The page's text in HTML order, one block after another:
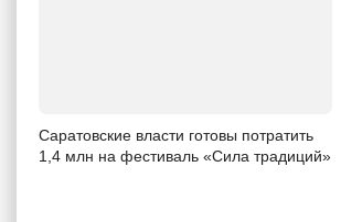
Саратовские власти готовы потратить
1,4 млн на фестиваль «Сила традиций»